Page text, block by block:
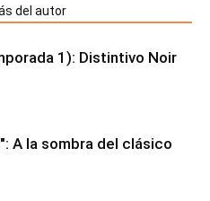
del autor
1): Distintivo Noir
A la sombra del clásico